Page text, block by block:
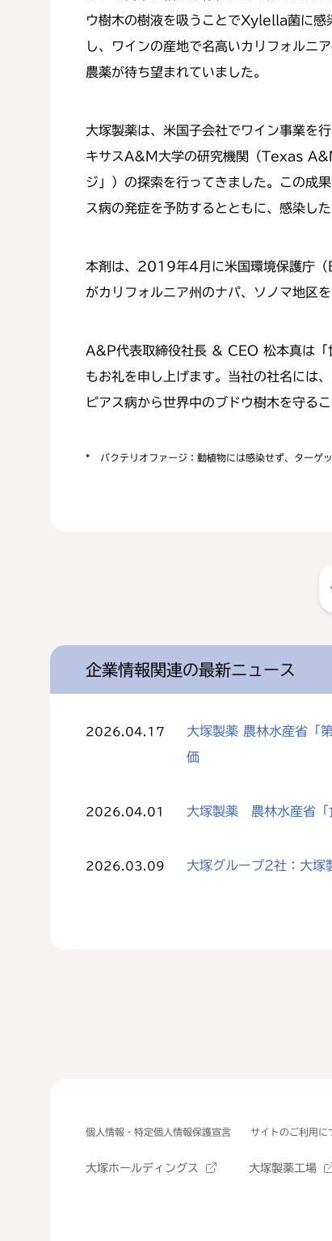
ウ樹木の樹液を吸うことでXylella菌に感
し、ワインの産地で名高いカリフォルニ
農薬が待ち望まれていました。
大塚製薬は、米国子会社でワイン事業を
キサスA&M大学の研究機関（Texas
ジ」）の探索を行ってきました。この成
ス病の発症を予防するとともに、感染し
本剤は、2019年4月に米国環境保護庁（
がカリフォルニア州のナパ、ソノマ地区
A&P代表取締役社長 & CEO 松本真は「
もお礼を申し上げます。当社の社名には
ピアス病から世界中のブドウ樹木を守る
* バクテリオファージ：動植物には感染せず、ターゲ
企業情報関連の最新ニュース
2026.04.17
大塚製薬 農林水産省「
価
2026.04.01 大塚製薬 農林水産省「
2026.03.09 大塚グループ2社：大
個人情報・特定個人情報保護宣言 サイトのご利用に
大塚ホールディングス 大塚製薬工場